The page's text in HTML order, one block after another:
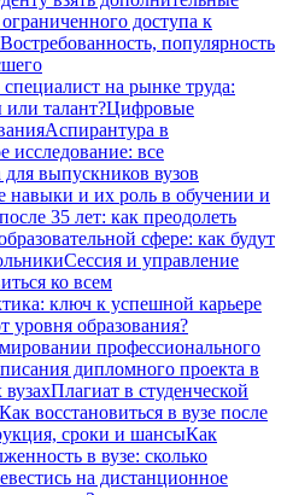
доступа к
Востребованность, популярность
на рынке труда:
талант?Цифровые
Аспирантура в
исследование: все
выпускников вузов
навыки и их роль в обучении и
35 лет: как преодолеть
сфере: как будут
Сессия и управление
ко всем
ключ к успешной карьере
уровня образования?
профессионального
дипломного проекта в
Плагиат в студенческой
Как восстановиться в вузе после
сроки и шансыКак
в вузе: сколько
на дистанционное